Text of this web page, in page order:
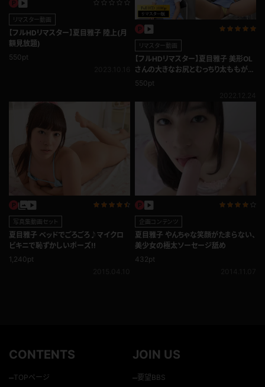
リマスター動画
【フルHDリマスター】夏目雅子 陸上(月
額見放題)
550pt
リマスター動画
【フルHDリマスター】夏目雅子 美形OL
さんの大きなお尻とむっちり太ももがす
ごすぎる･･･
550pt
写真集動画セット
夏目雅子 ベッドでごろごろ♪マイクロ
ビキニで恥ずかしいポーズ!!
1,240pt
企画コンテンツ
夏目雅子 やんちゃな笑顔がたまらない、
美少女の極太ソーセージ舐め
432pt
CONTENTS
–TOPページ
JOIN US
–要望BBS